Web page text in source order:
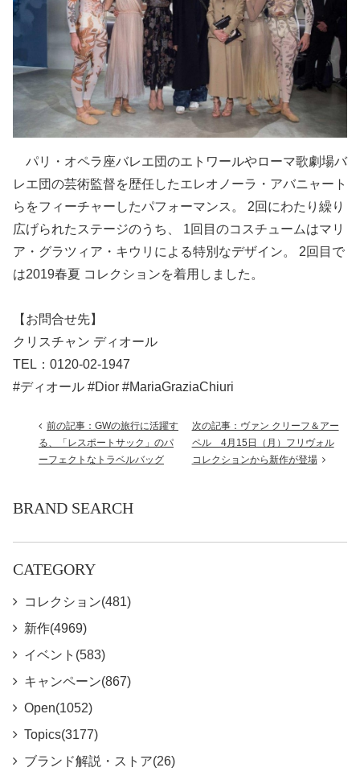
パリ・オペラ座バレエ団のエトワールやローマ歌劇場バ
レエ団の芸術監督を歴任したエレオノーラ・アバニャート
らをフィーチャーしたパフォーマンス。 2回にわたり繰り
広げられたステージのうち、 1回目のコスチュームはマリ
ア・グラツィア・キウリによる特別なデザイン。 2回目で
は2019春夏 コレクションを着用しました。
【お問合せ先】
クリスチャン ディオール
TEL：0120-02-1947
#ディオール #Dior #MariaGraziaChiuri
前の記事：GWの旅行に活躍す
る、「レスポートサック」のパ
ーフェクトなトラベルバッグ
次の記事：ヴァン クリーフ＆アー
ペル 4月15日（月）フリヴォル
コレクションから新作が登場
BRAND SEARCH
CATEGORY
コレクション(481)
新作(4969)
イベント(583)
キャンペーン(867)
Open(1052)
Topics(3177)
ブランド解説・ストア(26)